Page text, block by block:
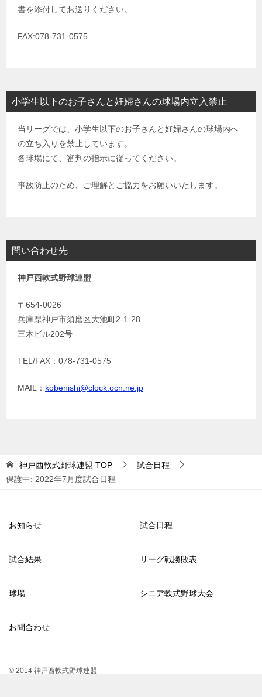
書を添付してお送りください。
FAX:078-731-0575
小学生以下のお子さんと妊婦さんの球場内立入禁止
当リーグでは、小学生以下のお子さんと妊婦さんの球場内へ
の立ち入りを禁止しています。
各球場にて、審判の指示に従ってください。
事故防止のため、ご理解とご協力をお願いいたします。
問い合わせ先
神戸西軟式野球連盟
〒654-0026
兵庫県神戸市須磨区大池町2-1-28
三木ビル202号
TEL/FAX：078-731-0575
MAIL： kobenishi@clock.ocn.ne.jp
神戸西軟式野球連盟 TOP
試合日程
保護中: 2022年7月度試合日程
お知らせ 試合日程
試合結果 リーグ戦勝敗表
球場 シニア軟式野球大会
お問合わせ
© 2014 神戸西軟式野球連盟